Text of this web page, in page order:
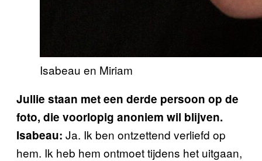
Isabeau en Miriam
Jullie staan met een derde persoon op de
foto, die voorlopig anoniem wil blijven.
Isabeau: Ja. Ik ben ontzettend verliefd op
hem. Ik heb hem ontmoet tijdens het uitgaan,